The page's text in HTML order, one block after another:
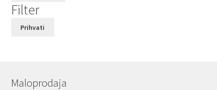
Filter
Prihvati
Maloprodaja